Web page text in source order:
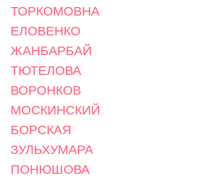
ТОРКОМОВНА
ЕЛОВЕНКО
ЖАНБАРБАЙ
ТЮТЕЛОВА
ВОРОНКОВ
МОСКИНСКИЙ
БОРСКАЯ
ЗУЛЬХУМАРА
ПОНЮШОВА